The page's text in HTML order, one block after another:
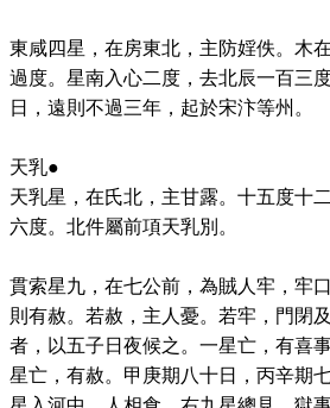
東咸四星，在房東北，主防婬佚。木
過度。星南入心二度，去北辰一百三
日，遠則不過三年，起於宋汴等州。
天乳●
天乳星，在氏北，主甘露。十五度十
六度。北件屬前項天乳別。
貫索星九，在七公前，為賊人牢，牢
則有赦。若赦，主人憂。若牢，門閉
者，以五子日夜候之。一星亡，有喜
星亡，有赦。甲庚期八十日，丙辛期